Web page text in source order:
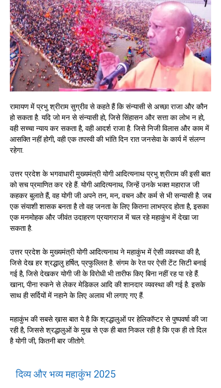
रामायण में प्रभु श्रीराम सुग्रीव से कहते हैं कि संन्यासी से अच्छा राजा और कौन
हो सकता है. यदि जो मन से संन्यासी हो, जिसे सिंहासन और सत्ता का लोभ न हो,
वही सच्चा न्याय कर सकता है, वही आदर्श राजा है. जिसे निजी विलास और काम में
आसक्ति नहीं होगी, वही एक तपस्वी की भांति दिन रात जनसेवा के कार्य में संलग्न
रहेगा.
उत्तर प्रदेश के भगवाधारी मुख्यमंत्री योगी आदित्यनाथ प्रभु श्रीराम की इसी बात
को सच प्रमाणित कर रहे हैं. योगी आदित्यनाथ, जिन्हें उनके भक्त महाराज जी
कहकर बुलाते हैं, वह योगी जी अपने तन, मन, वचन और कर्म से भी सन्यासी है. जब
एक संयाशी शासक बनता है तो वह जनता के लिए कितना लाभप्रद होता है, इसका
एक मनमोहक और जीवंत उदाहरण प्रयागराज में चल रहे महाकुंभ में देखा जा
सकता है.
उत्तर प्रदेश के मुख्यमंत्री योगी आदित्यनाथ ने महाकुंभ में ऐसी व्यवस्था की है,
जिसे देख हर श्रद्धालु हर्षित, प्रफुल्लित है. संगम के रेत पर ऐसी टेंट सिटी बनाई
गई है, जिसे देखकर योगी जी के विरोधी भी तारीफ किए बिना नहीं रह पा रहे हैं.
खाना, पीना रुकने से लेकर मेडिकल आदि की शानदार व्यवस्था की गई है. इसके
साथ ही सर्दियों में नहाने के लिए अलाव भी लगाए गए हैं.
महाकुंभ की सबसे ख़ास बात ये है कि श्रद्धालुओं पर हेलिकॉप्टर से पुष्पवर्षा की जा
रही है, जिससे श्रद्धालुओं के मुख से एक ही बात निकल रही है कि एक ही तो दिल
है योगी जी, कितनी बार जीतोगे.
दिव्य और भव्य महाकुंभ 2025